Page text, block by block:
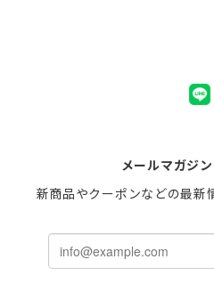
メールマガジ
新商品やクーポンなどの最新